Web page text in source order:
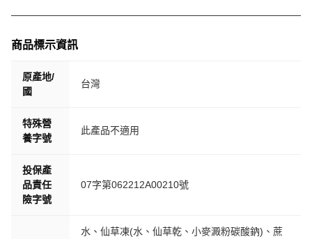
商品標示資訊
原產地/
國
台灣
特殊營
養字號
此產品不適用
投保產
品責任
險字號
07字第062212A00210號
水、仙草凍(水、仙草乾、小麥澱粉碳酸鈉)、蔗